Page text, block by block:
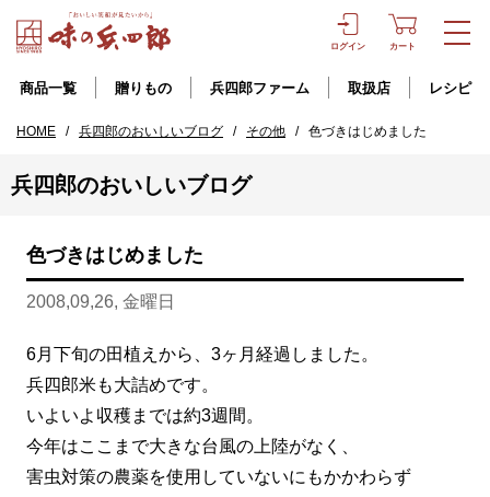
ログイン カート
商品一覧 贈りもの 兵四郎ファーム 取扱店 レシピ
HOME / 兵四郎のおいしいブログ / その他 / 色づきはじめました
兵四郎のおいしいブログ
色づきはじめました
2008,09,26, 金曜日
6月下旬の田植えから、3ヶ月経過しました。
兵四郎米も大詰めです。
いよいよ収穫までは約3週間。
今年はここまで大きな台風の上陸がなく、
害虫対策の農薬を使用していないにもかかわらず